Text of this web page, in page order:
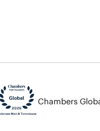
Chambers